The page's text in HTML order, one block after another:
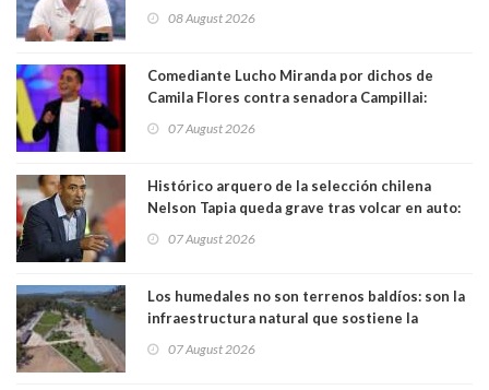
08 August 2026
Comediante Lucho Miranda por dichos de
Camila Flores contra senadora Campillai:
forma de quitar dignidad"
07 August 2026
Histórico arquero de la selección chilena
Nelson Tapia queda grave tras volcar en auto:
07 August 2026
Los humedales no son terrenos baldíos: son la
infraestructura natural que sostiene la
07 August 2026